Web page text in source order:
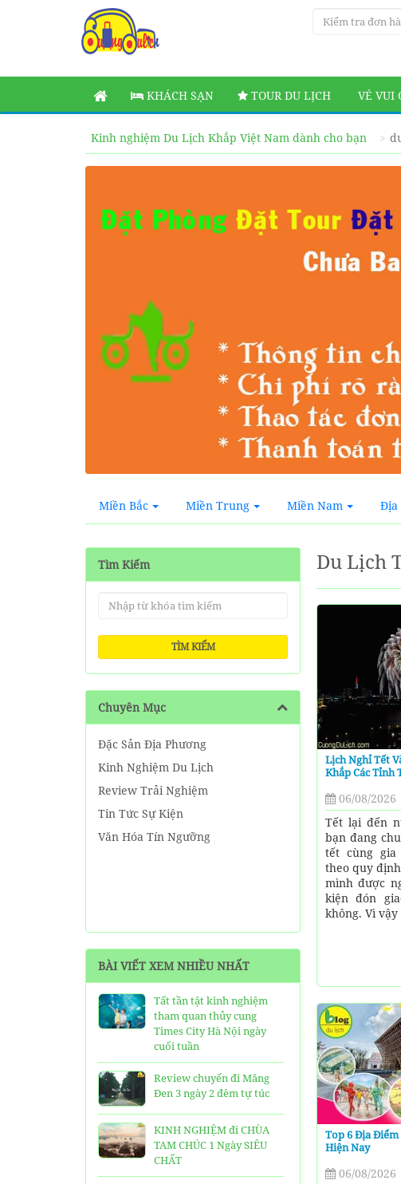
KHÁCH SẠN TOUR DU LỊCH VÉ VUI
Kinh nghiệm Du Lịch Khắp Việt Nam dành cho bạn
Miền Bắc Miền Trung Miền Nam Địa
Tìm Kiếm
TÌM KIẾM
Chuyên Mục
Đặc Sản Địa Phương
Kinh Nghiệm Du Lịch
Review Trải Nghiệm
Tin Tức Sự Kiện
Văn Hóa Tín Ngưỡng
BÀI VIẾT XEM NHIỀU NHẤT
Tất tần tật kinh nghiệm
tham quan thủy cung
Times City Hà Nội ngày
cuối tuần
Review chuyến đi Măng
Đen 3 ngày 2 đêm tự túc
KINH NGHIỆM đi CHÙA
TAM CHÚC 1 Ngày SIÊU
CHẤT
Du Lịch
Lịch Nghỉ Tết
Khắp Các Tỉnh
06/08/2026
Tết lại đến
bạn đang
tết cùng
theo quy
mình được
kiện đón
không. Vì
Top 6 Địa
Hiện Nay
06/08/2026